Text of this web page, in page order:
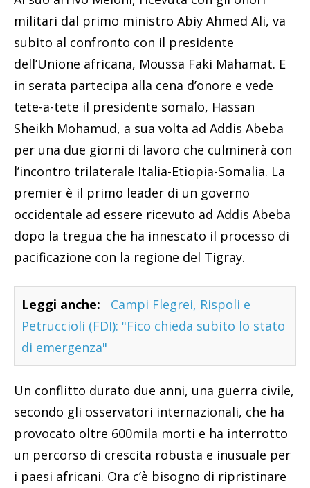
militari dal primo ministro Abiy Ahmed Ali, va
subito al confronto con il presidente
dell’Unione africana, Moussa Faki Mahamat. E
in serata partecipa alla cena d’onore e vede
tete-a-tete il presidente somalo, Hassan
Sheikh Mohamud, a sua volta ad Addis Abeba
per una due giorni di lavoro che culminerà con
l’incontro trilaterale Italia-Etiopia-Somalia. La
premier è il primo leader di un governo
occidentale ad essere ricevuto ad Addis Abeba
dopo la tregua che ha innescato il processo di
pacificazione con la regione del Tigray.
Leggi anche:
Campi Flegrei, Rispoli e
Petruccioli (FDI): "Fico chieda subito lo stato
di emergenza"
Un conflitto durato due anni, una guerra civile,
secondo gli osservatori internazionali, che ha
provocato oltre 600mila morti e ha interrotto
un percorso di crescita robusta e inusuale per
i paesi africani. Ora c’è bisogno di ripristinare